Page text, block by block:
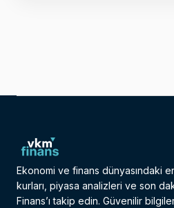
Ekonomi ve finans dünyasındaki
kurları, piyasa analizleri ve son
Finans’ı takip edin. Güvenilir